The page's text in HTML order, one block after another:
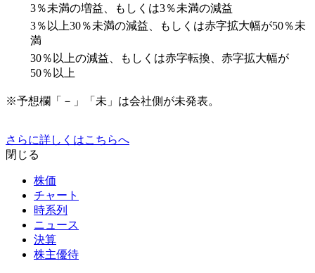
3％未満の増益、もしくは3％未満の減益
3％以上30％未満の減益、もしくは赤字拡大幅が50％未
満
30％以上の減益、もしくは赤字転換、赤字拡大幅が
50％以上
※予想欄「－」「未」は会社側が未発表。
さらに詳しくはこちらへ
閉じる
株価
チャート
時系列
ニュース
決算
株主優待